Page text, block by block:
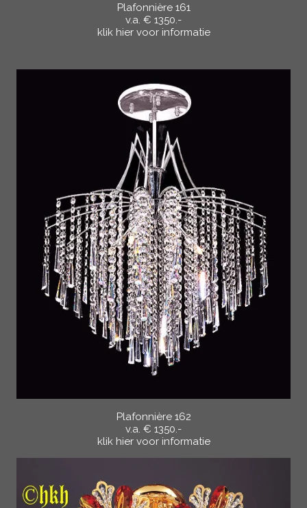
Plafonnière 161
v.a. € 1350.-
klik hier voor informatie
Plafonnière 162
v.a. € 1350.-
klik hier voor informatie